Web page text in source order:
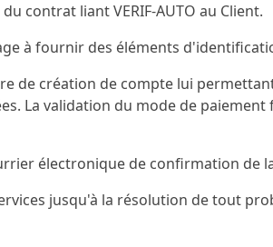
contrat liant VERIF-AUTO au Client.
à fournir des éléments
de création de compte lui
La validation du mode de
électronique de confirmation de
jusqu'à la résolution de tout